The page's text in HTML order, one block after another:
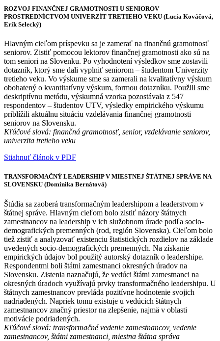
ROZVOJ FINANČNEJ GRAMOTNOSTI U SENIOROV
PROSTREDNÍCTVOM UNIVERZÍT TRETIEHO VEKU (Lucia Kováčová,
Erik Selecký)
Hlavným cieľom príspevku sa je zamerať na finančnú gramotnosť
seniorov. Zistiť pomocou lektorov finančnej gramotnosti ako sú na
tom seniori na Slovenku. Po vyhodnotení výsledkov sme zostavili
dotazník, ktorý sme dali vyplniť seniorom – študentom Univerzity
tretieho veku. Vo výskume sme sa zamerali na kvalitatívny výskum
obohatený o kvantitatívny výskum, formou dotazníku. Použili sme
deskriptívnu metódu, výskumná vzorka pozostávala z 547
respondentov – študentov UTV, výsledky empirického výskumu
priblížili aktuálnu situáciu vzdelávania finančnej gramotnosti
seniorov na Slovensku.
Kľúčové slová: finančná gramotnosť, senior, vzdelávanie seniorov,
univerzita tretieho veku
Stiahnuť článok v PDF
TRANSFORMAČNÝ LEADERSHIP V MIESTNEJ ŠTÁTNEJ SPRÁVE NA
SLOVENSKU (Dominika Bernátová)
Štúdia sa zaoberá transformačným leadershipom a leaderstvom v
štátnej správe. Hlavným cieľom bolo zistiť názory štátnych
zamestnancov na leadership v ich služobnom úrade podľa socio-
demografických premenných (rod, región Slovenska). Cieľom bolo
tiež zistiť a analyzovať existenciu štatistických rozdielov na základe
uvedených socio-demografických premenných. Na získanie
empirických údajov bol použitý autorský dotazník o leadershipe.
Respondentmi boli štátni zamestnanci okresných úradov na
Slovensku. Zistenia naznačujú, že vedúci štátni zamestnanci na
okresných úradoch využívajú prvky transformačného leadershipu. U
štátnych zamestnancov prevláda pozitívne hodnotenie svojich
nadriadených. Napriek tomu existuje u vedúcich štátnych
zamestnancov značný priestor na zlepšenie, najmä v oblasti
motivácie podriadených.
Kľúčové slová: transformačné vedenie zamestnancov, vedenie
zamestnancov, štátni zamestnanci, miestna štátna správa